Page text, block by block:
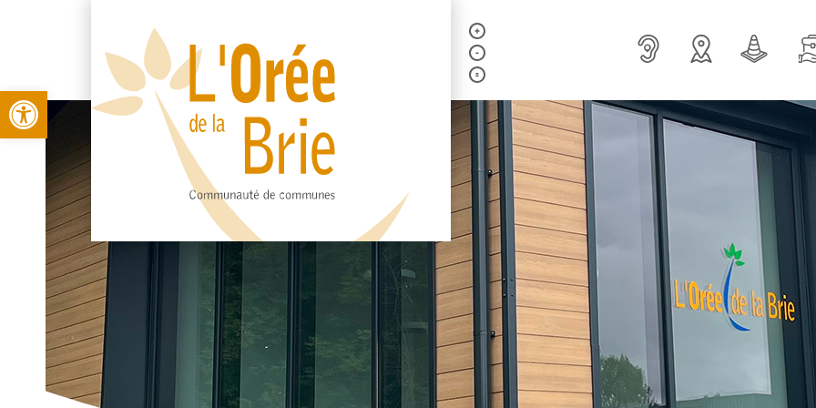
Open toolbar